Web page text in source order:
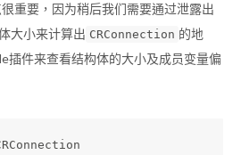
很重要，因为稍后我们需要通过泄露出
大小来计算出 CRConnection 的地
插件来查看结构体的大小及成员变量偏